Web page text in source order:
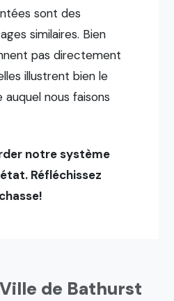
sont des
similaires. Bien
pas directement
illustrent bien le
nous faisons
notre système
Réfléchissez
de Bathurst